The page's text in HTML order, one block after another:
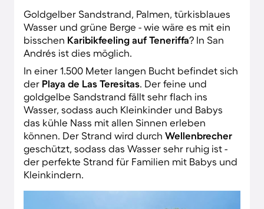
Goldgelber Sandstrand, Palmen, türkisblaues
Wasser und grüne Berge - wie wäre es mit ein
bisschen Karibikfeeling auf Teneriffa? In San
Andrés ist dies möglich.
In einer 1.500 Meter langen Bucht befindet sich
der Playa de Las Teresitas. Der feine und
goldgelbe Sandstrand fällt sehr flach ins
Wasser, sodass auch Kleinkinder und Babys
das kühle Nass mit allen Sinnen erleben
können. Der Strand wird durch Wellenbrecher
geschützt, sodass das Wasser sehr ruhig ist -
der perfekte Strand für Familien mit Babys und
Kleinkindern.